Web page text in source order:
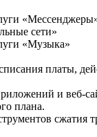
сети»
«Музыка»
платы,
и веб-
плана.
сжатия